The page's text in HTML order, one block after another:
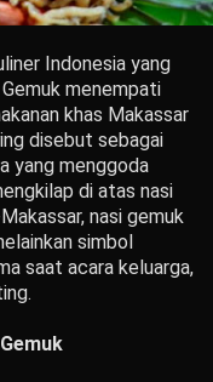
Indonesia yang
menempati
khas Makassar
disebut sebagai
yang menggoda
di atas nasi
nasi gemuk
simbol
saat acara keluarga,